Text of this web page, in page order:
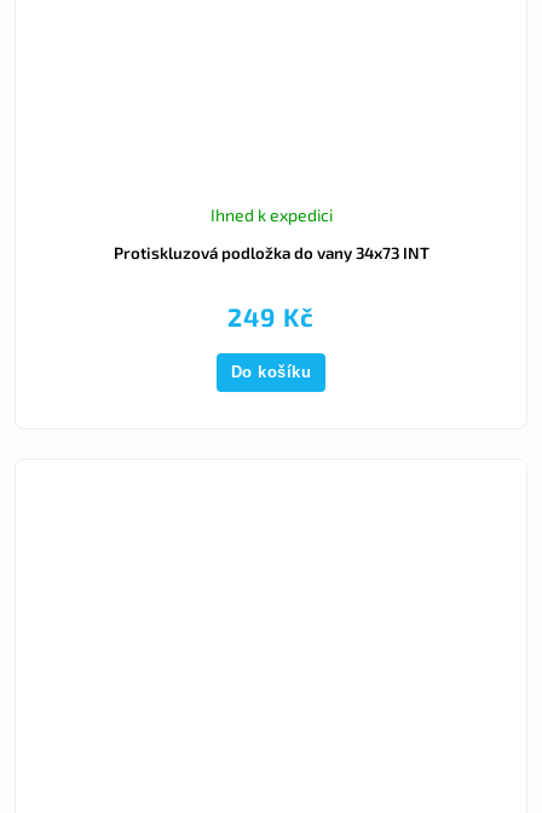
Protiskluzová podložka do vany 34x73 INT
Ihned k expedici
249 Kč
Do košíku